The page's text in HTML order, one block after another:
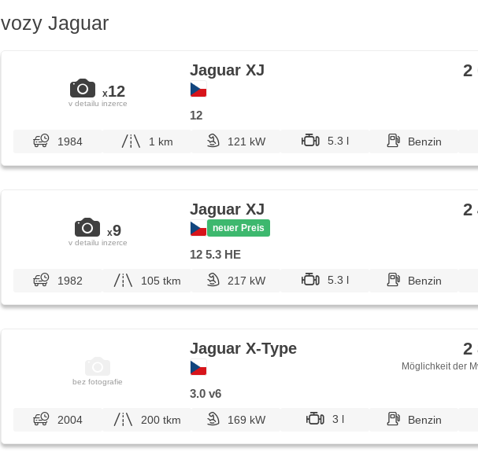
vozy Jaguar
x12
v detailu inzerce
Jaguar XJ 2
12
1984 1 km 121 kW 5.3 l Benzin
x9
v detailu inzerce
Jaguar XJ
neuer Preis
2
12 5.3 HE
1982 105 tkm 217 kW 5.3 l Benzin
bez fotografie
Jaguar X-Type 2
Möglichkeit der
3.0 v6
2004 200 tkm 169 kW 3 l Benzin